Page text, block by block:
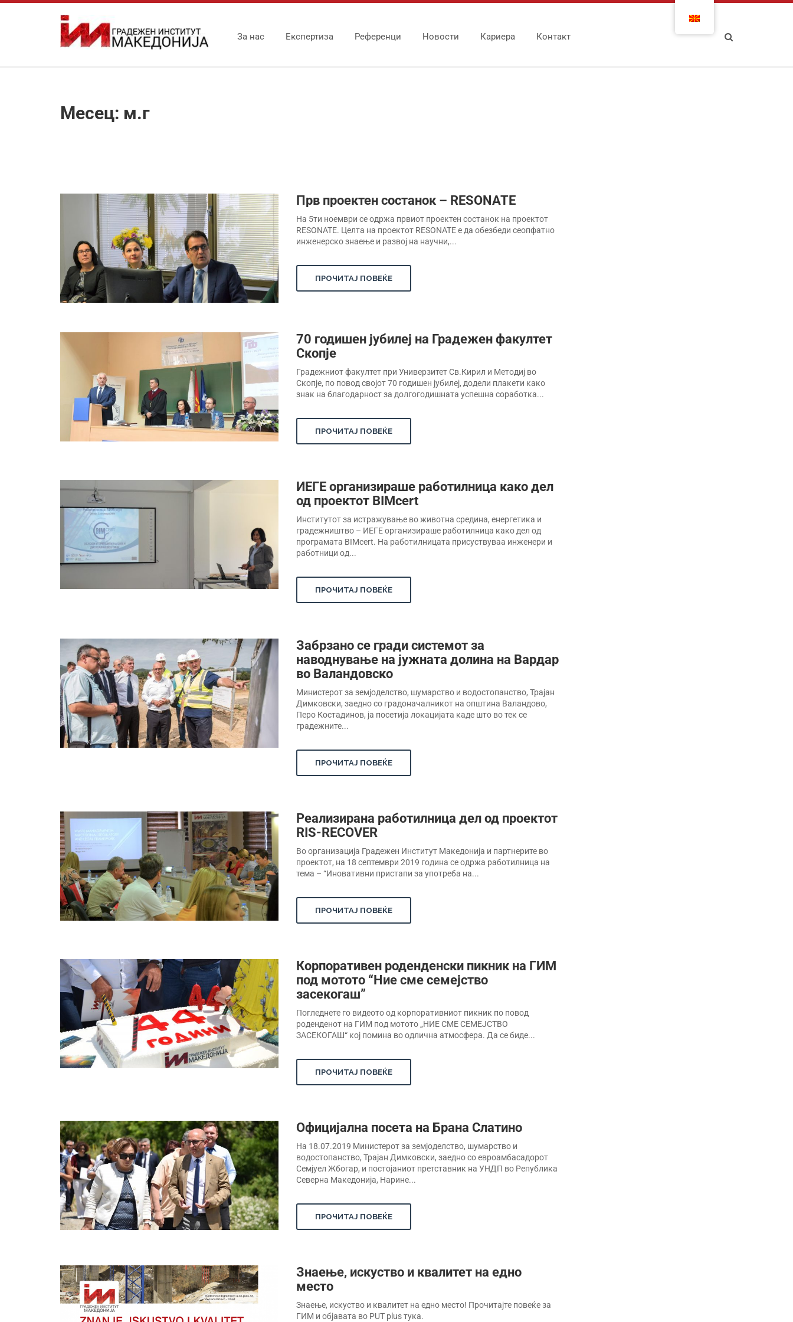
За нас Експертиза Референци Новости Кариера Контакт
Месец: м.г
Прв проектен состанок – RESONATE
На 5ти ноември се одржа првиот проектен состанок на проектот
RESONATE. Целта на проектот RESONATE е да обезбеди сеопфатно
инженерско знаење и развој на научни,...
ПРОЧИТАЈ ПОВЕЌЕ
70 годишен јубилеј на Градежен факултет
Скопје
Градежниот факултет при Универзитет Св.Кирил и Методиј во
Скопје, по повод својот 70 годишен јубилеј, додели плакети како
знак на благодарност за долгогодишната успешна соработка...
ПРОЧИТАЈ ПОВЕЌЕ
ИЕГЕ организираше работилница како дел
од проектот BIMcert
Институтот за истражување во животна средина, енергетика и
градежништво – ИЕГЕ организираше работилница како дел од
програмата BIMcert. На работилницата присуствуваа инженери и
работници од...
ПРОЧИТАЈ ПОВЕЌЕ
Забрзано се гради системот за
наводнување на јужната долина на Вардар
во Валандовско
Министерот за земјоделство, шумарство и водостопанство, Трајан
Димковски, заедно со градоначалникот на општина Валандово,
Перо Костадинов, ја посетија локацијата каде што во тек се
градежните...
ПРОЧИТАЈ ПОВЕЌЕ
Реализирана работилница дел од проектот
RIS-RECOVER
Во организација Градежен Институт Македонија и партнерите во
проектот, на 18 септември 2019 година се одржа работилница на
тема – “Иновативни пристапи за употреба на...
ПРОЧИТАЈ ПОВЕЌЕ
Корпоративен роденденски пикник на ГИМ
под мотото “Ние сме семејство
засекогаш”
Погледнете го видеото од корпоративниот пикник по повод
роденденот на ГИМ под мотото „НИЕ СМЕ СЕМЕЈСТВО
ЗАСЕКОГАШ“ кој помина во одлична атмосфера. Да се биде...
ПРОЧИТАЈ ПОВЕЌЕ
Oфицијална посета на Брана Слатино
На 18.07.2019 Министерот за земјоделство, шумарство и
водостопанство, Трајан Димковски, заедно со евроамбасадорот
Семјуел Жбогар, и постојаниот претставник на УНДП во Република
Северна Македонија, Нарине...
ПРОЧИТАЈ ПОВЕЌЕ
Знаење, искуство и квалитет на едно
место
Знаење, искуство и квалитет на едно место! Прочитајте повеќе за
ГИМ и објавата во PUT plus тука.